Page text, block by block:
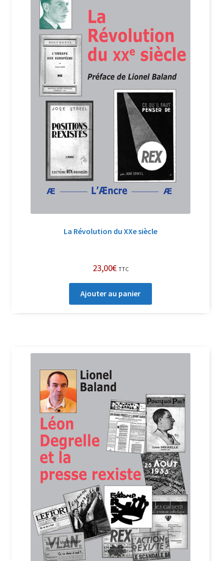
La Révolution du XXe siècle
23,00€ TTC
Ajouter au panier